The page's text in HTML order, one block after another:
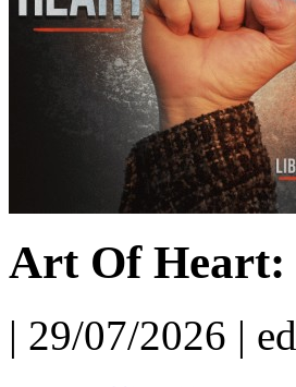
Art Of Heart:
| 29/07/2026 |